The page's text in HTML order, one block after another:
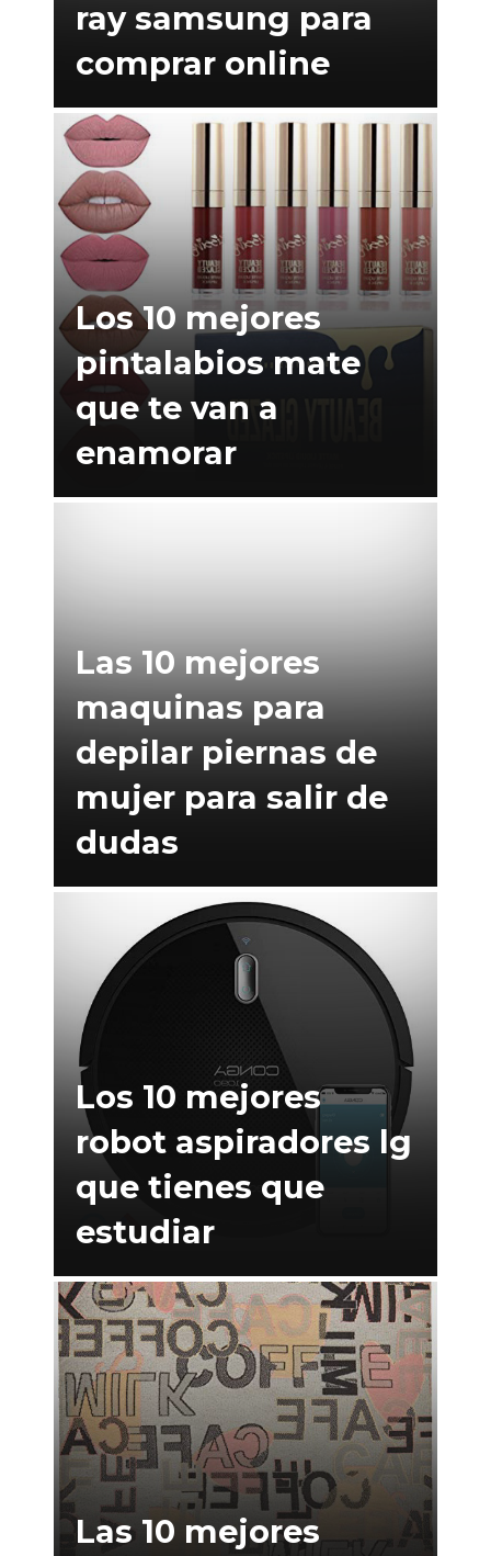
ray samsung para
comprar online
Los 10 mejores
pintalabios mate
que te van a
enamorar
Las 10 mejores
maquinas para
depilar piernas de
mujer para salir de
dudas
Los 10 mejores
robot aspiradores lg
que tienes que
estudiar
Las 10 mejores